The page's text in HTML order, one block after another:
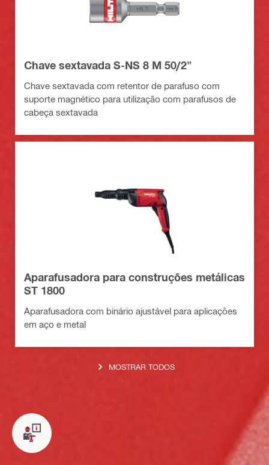
Chave sextavada S-NS 8 M 50/2"
Chave sextavada com retentor de parafuso com
suporte magnético para utilização com parafusos de
cabeça sextavada
Aparafusadora para construções metálicas
ST 1800
Aparafusadora com binário ajustável para aplicações
em aço e metal
MOSTRAR TODOS